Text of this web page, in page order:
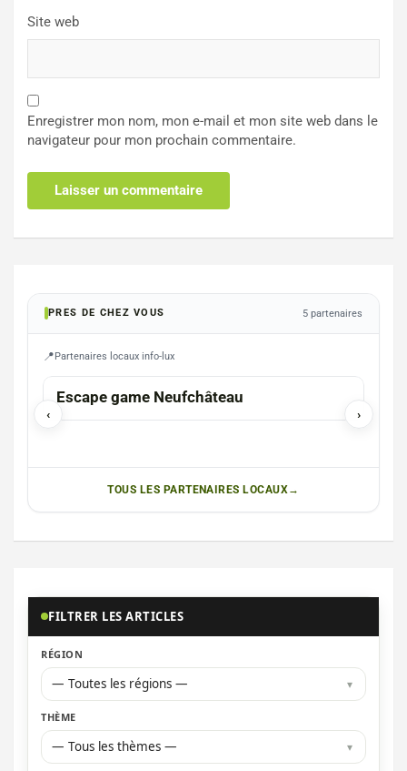
Site web
Enregistrer mon nom, mon e-mail et mon site web dans le
navigateur pour mon prochain commentaire.
PRES DE CHEZ VOUS 5 partenaires
Partenaires locaux info-lux
‹ ›
Escape game Neufchâteau
TOUS LES PARTENAIRES LOCAUX
FILTRER LES ARTICLES
RÉGION
— Toutes les régions —
THÈME
— Tous les thèmes —